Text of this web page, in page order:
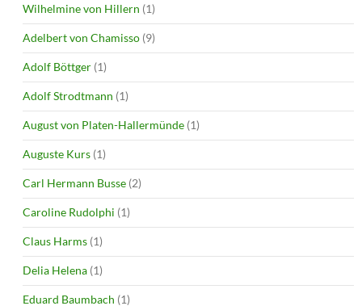
Wilhelmine von Hillern (1)
Adelbert von Chamisso (9)
Adolf Böttger (1)
Adolf Strodtmann (1)
August von Platen-Hallermünde (1)
Auguste Kurs (1)
Carl Hermann Busse (2)
Caroline Rudolphi (1)
Claus Harms (1)
Delia Helena (1)
Eduard Baumbach (1)